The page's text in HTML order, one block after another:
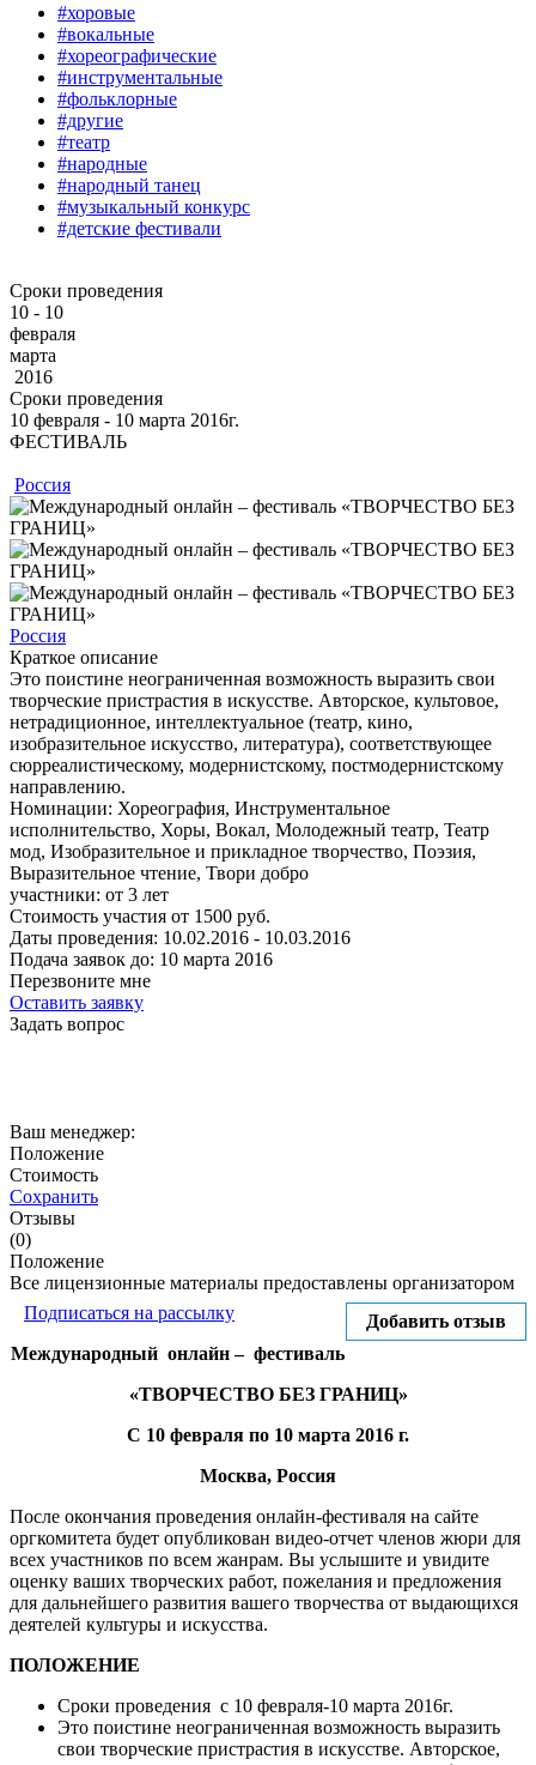
#хоровые
#вокальные
#хореографические
#инструментальные
#фольклорные
#другие
#театр
#народные
#народный танец
#музыкальный конкурс
#детские фестивали
Сроки проведения
10 - 10
февраля
марта
2016
Сроки проведения
10 февраля ‐ 10 марта 2016г.
ФЕСТИВАЛЬ
Россия
Россия
Краткое описание
Это поистине неограниченная возможность выразить свои
творческие пристрастия в искусстве. Авторское, культовое,
нетрадиционное, интеллектуальное (театр, кино,
изобразительное искусство, литература), соответствующее
сюрреалистическому, модернистскому, постмодернистскому
направлению.
Номинации: Хореография, Инструментальное
исполнительство, Хоры, Вокал, Молодежный театр, Театр
мод, Изобразительное и прикладное творчество, Поэзия,
Выразительное чтение, Твори добро
участники: от 3 лет
Стоимость участия от 1500 руб.
Даты проведения: 10.02.2016 - 10.03.2016
Подача заявок до: 10 марта 2016
Перезвоните мне
Оставить заявку
Задать вопрос
Ваш менеджер:
Положение
Стоимость
Сохранить
Отзывы
(0)
Положение
Все лицензионные материалы предоставлены организатором
Добавить отзыв
Подписаться на рассылку
Международный онлайн – фестиваль
«ТВОРЧЕСТВО БЕЗ ГРАНИЦ»
С 10 февраля по 10 марта 2016 г.
Москва, Россия
После окончания проведения онлайн-фестиваля на сайте
оргкомитета будет опубликован видео-отчет членов жюри для
всех участников по всем жанрам. Вы услышите и увидите
оценку ваших творческих работ, пожелания и предложения
для дальнейшего развития вашего творчества от выдающихся
деятелей культуры и искусства.
ПОЛОЖЕНИЕ
Сроки проведения с 10 февраля-10 марта 2016г.
Это поистине неограниченная возможность выразить
свои творческие пристрастия в искусстве. Авторское,